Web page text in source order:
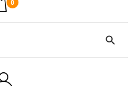
0
search